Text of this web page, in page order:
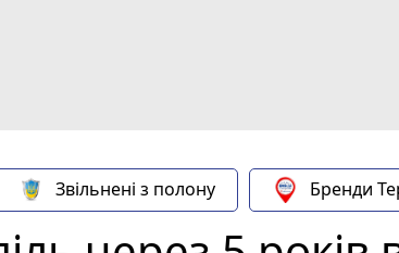
Звільнені з полону Бренди